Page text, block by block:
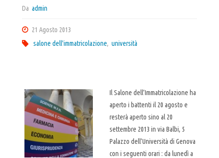
Da admin
21 Agosto 2013
salone dell'immatricolazione, università
Il Salone dell’Immatricolazione ha
aperto i battenti il 20 agosto e
resterà aperto sino al 20
settembre 2013 in via Balbi, 5
Palazzo dell’Università di Genova
con i seguenti orari : da lunedì a